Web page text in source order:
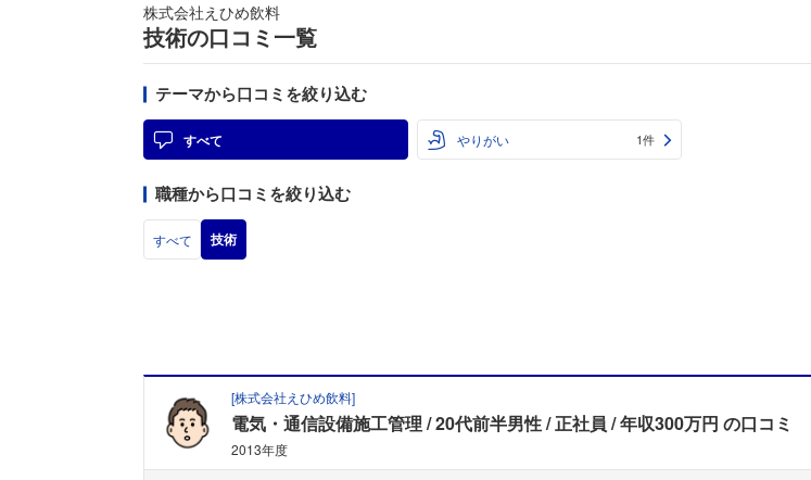
株式会社えひめ飲料
技術の口コミ一覧
テーマから口コミを絞り込む
すべて やりがい 1件
職種から口コミを絞り込む
すべて 技術
[株式会社えひめ飲料]
電気・通信設備施工管理 20代前半男性 正社員 年収300万円 の口コミ
2013年度